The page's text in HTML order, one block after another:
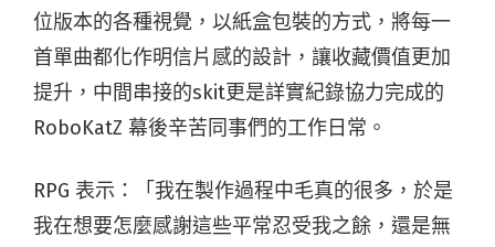
位版本的各種視覺，以紙盒包裝的方式，將每一
首單曲都化作明信片感的設計，讓收藏價值更加
提升，中間串接的skit更是詳實紀錄協力完成的
RoboKatZ 幕後辛苦同事們的工作日常。
RPG 表示：「我在製作過程中毛真的很多，於是
我在想要怎麼感謝這些平常忍受我之餘，還是無